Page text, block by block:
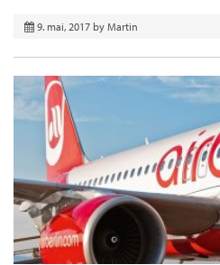
9. mai, 2017 by Martin